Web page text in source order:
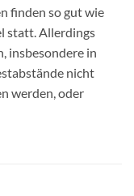
finden so gut wie
statt. Allerdings
insbesondere in
nicht
werden, oder